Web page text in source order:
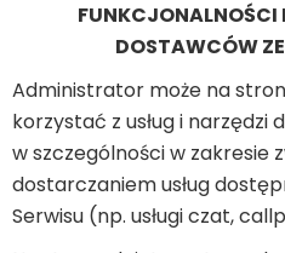
FUNKCJONALNOŚCI
DOSTAWCÓW
Administrator może na
korzystać z usług i
w szczególności w zakresie
dostarczaniem usług
Serwisu (np. usługi czat,